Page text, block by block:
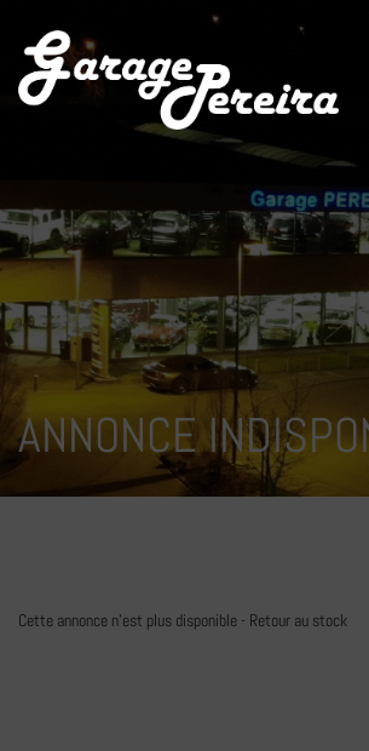
ANNONCE
Cette annonce n'est plus disponible - Retour au stock
Paramètres avancés des cookies